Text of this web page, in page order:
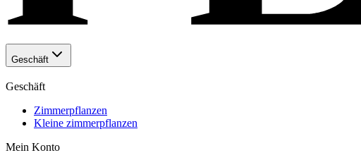
Geschäft
Geschäft
Zimmerpflanzen
Kleine zimmerpflanzen
Mein Konto